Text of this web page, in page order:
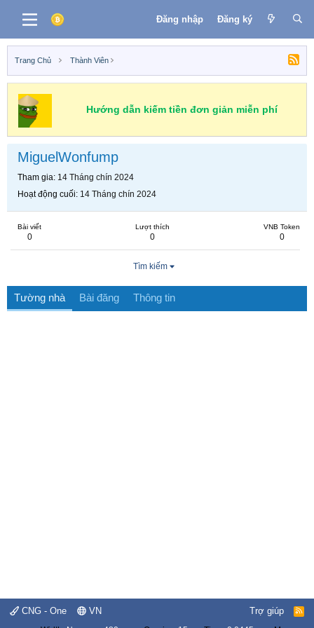
Đăng nhập Đăng ký
Trang Chủ Thành Viên
Hướng dẫn kiếm tiền đơn giản miễn phí
MiguelWonfump
Tham gia 14 Tháng chín 2024
Hoạt động cuối 14 Tháng chín 2024
Bài viết
0
Lượt thích
0
VNB Token
0
Tìm kiếm
Tường nhà Bài đăng Thông tin
CNG - One VN Trợ giúp
R